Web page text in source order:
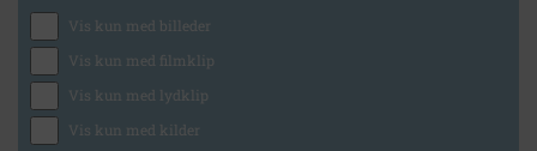
Vis kun med billeder
Vis kun med filmklip
Vis kun med lydklip
Vis kun med kilder